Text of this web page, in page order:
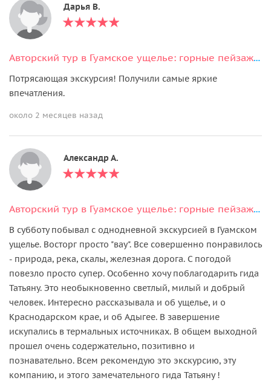
Дарья В.
Авторский тур в Гуамское ущелье: горные пейзажи и отдых в термах
Потрясающая экскурсия! Получили самые яркие
впечатления.
около 2 месяцев назад
Александр А.
Авторский тур в Гуамское ущелье: горные пейзажи и отдых в термах
В субботу побывал с однодневной экскурсией в Гуамском
ущелье. Восторг просто "вау". Все совершенно понравилось
- природа, река, скалы, железная дорога. С погодой
повезло просто супер. Особенно хочу поблагодарить гида
Татьяну. Это необыкновенно светлый, милый и добрый
человек. Интересно рассказывала и об ущелье, и о
Краснодарском крае, и об Адыгее. В завершение
искупались в термальных источниках. В общем выходной
прошел очень содержательно, позитивно и
познавательно. Всем рекомендую это экскурсию, эту
компанию, и этого замечательного гида Татьяну !